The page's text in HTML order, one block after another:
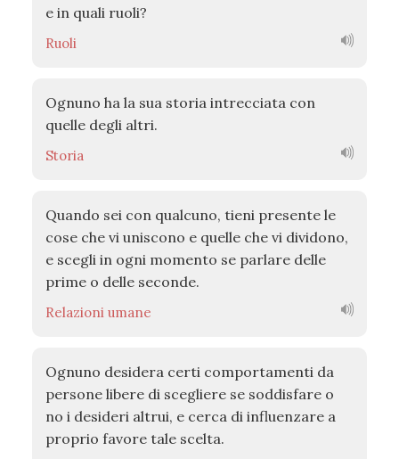
e in quali ruoli?
Ruoli
Ognuno ha la sua storia intrecciata con
quelle degli altri.
Storia
Quando sei con qualcuno, tieni presente le
cose che vi uniscono e quelle che vi dividono,
e scegli in ogni momento se parlare delle
prime o delle seconde.
Relazioni umane
Ognuno desidera certi comportamenti da
persone libere di scegliere se soddisfare o
no i desideri altrui, e cerca di influenzare a
proprio favore tale scelta.